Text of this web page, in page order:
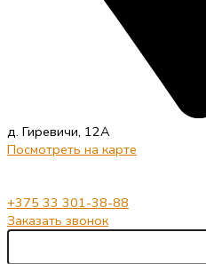
д. Гиревичи, 12А
Посмотреть на карте
+375 33 301-38-88
Заказать звонок